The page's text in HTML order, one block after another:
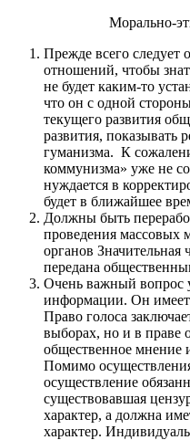
Морально-
Прежде всего следует
отношений, чтобы
не будет каким-то
что он с одной
текущего развития
развития, показывать
гуманизма. К
коммунизма» уже не
нуждается в
будет в ближайшее
Должны быть
проведения массовых
органов
передана
Очень важный вопрос
информации. Он имеет
Право голоса
выборах, но и в праве
общественное мнение
Помимо
осуществление
существовавшая
характер, а должна
характер.